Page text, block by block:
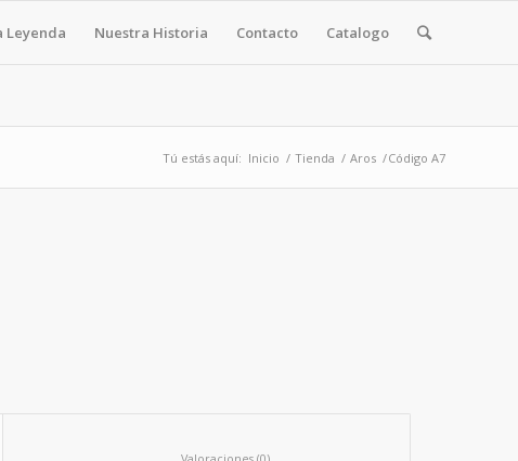
Leyenda Nuestra Historia Contacto Catalogo
Tú estás aquí: Inicio / Tienda / Aros /Código A7